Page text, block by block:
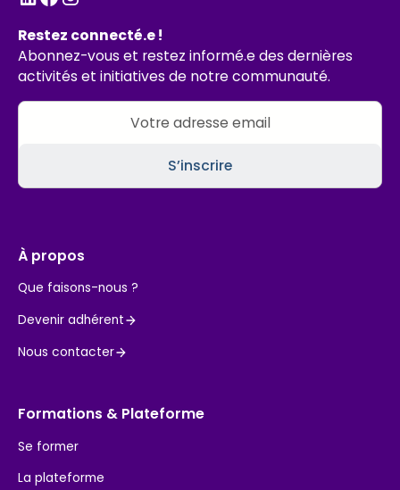
Restez connecté.e !
Abonnez-vous et restez informé.e des dernières
activités et initiatives de notre communauté.
À propos
Que faisons-nous ?
Devenir adhérent
Nous contacter
Formations & Plateforme
Se former
La plateforme